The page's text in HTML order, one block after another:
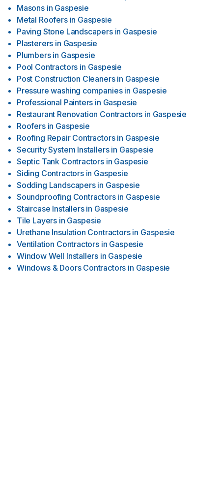
Masons in Gaspesie
Metal Roofers in Gaspesie
Paving Stone Landscapers in Gaspesie
Plasterers in Gaspesie
Plumbers in Gaspesie
Pool Contractors in Gaspesie
Post Construction Cleaners in Gaspesie
Pressure washing companies in Gaspesie
Professional Painters in Gaspesie
Restaurant Renovation Contractors in Gaspesie
Roofers in Gaspesie
Roofing Repair Contractors in Gaspesie
Security System Installers in Gaspesie
Septic Tank Contractors in Gaspesie
Siding Contractors in Gaspesie
Sodding Landscapers in Gaspesie
Soundproofing Contractors in Gaspesie
Staircase Installers in Gaspesie
Tile Layers in Gaspesie
Urethane Insulation Contractors in Gaspesie
Ventilation Contractors in Gaspesie
Window Well Installers in Gaspesie
Windows & Doors Contractors in Gaspesie